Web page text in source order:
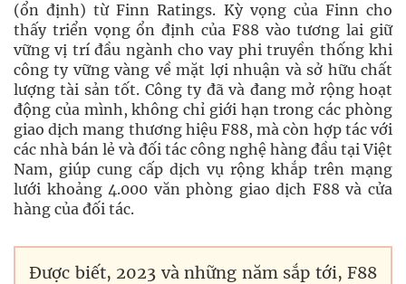
(ổn định) từ Finn Ratings. Kỳ vọng của Finn cho
thấy triển vọng ổn định của F88 vào tương lai giữ
vững vị trí đầu ngành cho vay phi truyền thống khi
công ty vững vàng về mặt lợi nhuận và sở hữu chất
lượng tài sản tốt. Công ty đã và đang mở rộng hoạt
động của mình, không chỉ giới hạn trong các phòng
giao dịch mang thương hiệu F88, mà còn hợp tác với
các nhà bán lẻ và đối tác công nghệ hàng đầu tại Việt
Nam, giúp cung cấp dịch vụ rộng khắp trên mạng
lưới khoảng 4.000 văn phòng giao dịch F88 và cửa
hàng của đối tác.
Được biết, 2023 và những năm sắp tới, F88